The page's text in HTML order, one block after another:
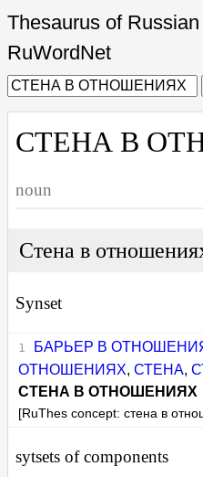
Thesaurus of
RuWordNet
СТЕНА В
noun
Стена в
Synset
БАРЬЕР В
ОТНОШЕНИЯХ,СТЕНА,
СТЕНА В ОТНОШЕНИЯХ
[RuThes concept: стена в
sytsets of components